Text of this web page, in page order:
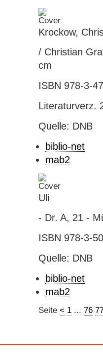
Krockow,
/ Christian
cm
ISBN 978-3-
Literaturverz.
Quelle: DNB
biblio-net
mab2
Uli
- Dr. A, 21 -
ISBN 978-3-
Quelle: DNB
biblio-net
mab2
Seite < 1... 76